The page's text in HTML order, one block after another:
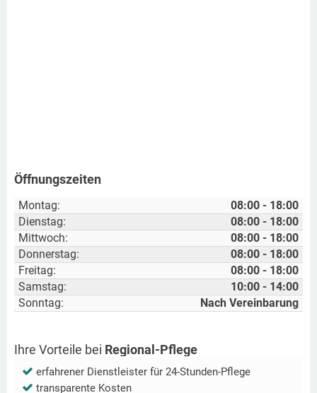
Öffnungszeiten
Montag:
08:00 - 18:00
Dienstag:
08:00 - 18:00
Mittwoch:
08:00 - 18:00
Donnerstag:
08:00 - 18:00
Freitag:
08:00 - 18:00
Samstag:
10:00 - 14:00
Sonntag:
Nach Vereinbarung
Ihre Vorteile bei Regional-Pflege
erfahrener Dienstleister für 24-Stunden-Pflege
transparente Kosten